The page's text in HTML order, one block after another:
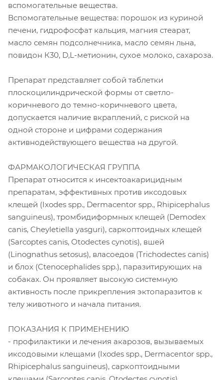
вспомогательные вещества.
Вспомогательные вещества: порошок из куриной
печени, гидрофосфат кальция, магния стеарат,
масло семян подсолнечника, масло семян льна,
повидон К30, D,L-метионин, сухое молоко, сахароза.
Препарат представляет собой таблетки
плоскоцилиндрической формы от светло-
коричневого до темно-коричневого цвета,
допускается наличие вкраплений, с риской на
одной стороне и цифрами содержания
активнодействующего вещества на другой.
ФАРМАКОЛОГИЧЕСКАЯ ГРУППА
Препарат относится к инсектоакарицидным
препаратам, эффективных против иксодовых
клещей (Ixodes spp., Dermacentor spp., Rhipicephalus
sanguineus), тромбидиформных клещей (Demodex
canis, Cheyletiella yasguri), саркоптоидных клещей
(Sarcoptes canis, Otodectes cynotis), вшей
(Linognathus setosus), власоедов (Trichodectes canis)
и блох (Ctenocephalides spp.), паразитирующих на
собаках. Он проявляет высокую системную
активность после прикрепления эктопаразитов к
телу животного и начала питания.
ПОКАЗАНИЯ К ПРИМЕНЕНИЮ
- профилактики и лечения акарозов, вызываемых
иксодовыми клещами (Ixodes spp., Dermacentor spp.,
Rhipicephalus sanguineus), саркоптоидными